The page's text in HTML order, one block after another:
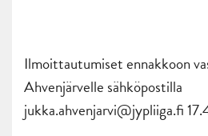
Ilmoittautumiset ennakkoon
Ahvenjärvelle sähköpostilla
jukka.ahvenjarvi@jypliiga.fi